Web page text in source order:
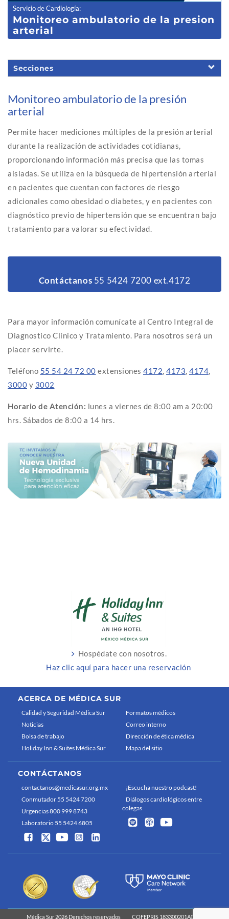
Servicio de Cardiología:
Monitoreo ambulatorio de la presion
arterial
Secciones
Monitoreo ambulatorio de la presión
arterial
Permite hacer mediciones múltiples de la presión arterial
durante la realización de actividades cotidianas,
proporcionando información más precisa que las tomas
aisladas. Se utiliza en la búsqueda de hipertensión arterial
en pacientes que cuentan con factores de riesgo
adicionales como obesidad o diabetes, y en pacientes con
diagnóstico previo de hipertensión que se encuentran bajo
tratamiento para valorar su efectividad.
Contáctanos 55 5424 7200 ext.4172
Para mayor información comunícate al Centro Integral de
Diagnostico Clínico y Tratamiento. Para nosotros será un
placer servirte.
Teléfono 55 54 24 72 00 extensiones 4172, 4173, 4174,
3000 y 3002
Horario de Atención: lunes a viernes de 8:00 am a 20:00
hrs. Sábados de 8:00 a 14 hrs.
Hospédate con nosotros.
Haz clic aquí para hacer una reservación
ACERCA DE MÉDICA SUR
Calidad y Seguridad Médica Sur
Noticias
Bolsa de trabajo
Holiday Inn & Suites Médica Sur
Formatos médicos
Correo interno
Dirección de ética médica
Mapa del sitio
CONTÁCTANOS
contactanos@medicasur.org.mx
Conmutador 55 5424 7200
Urgencias 800 999 8743
Laboratorio 55 5424 6805
¡Escucha nuestro podcast!
Diálogos cardiológicos entre
colegas
Médica Sur 2026 Derechos reservados COFEPRIS 183300201A0829